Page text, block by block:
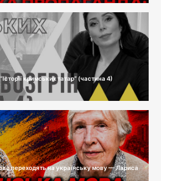
кримських татар” (частина 4)
переходять на українську мову — Лариса